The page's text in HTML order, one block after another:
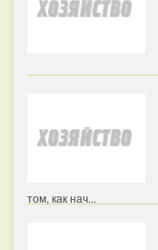
том, как нач...